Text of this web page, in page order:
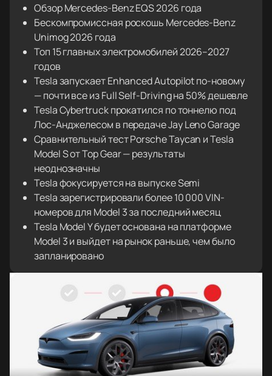
Обзор Mercedes-Benz EQS 2026 года
Бескомпромиссная роскошь Mercedes-Benz
Unimog 2026 года
Топ 15 главных электромобилей 2026–2027
годов
Tesla запускает Enhanced Autopilot по-новому
— почти все из Full Self-Driving на 50% дешевле
Tesla Cybertruck прокатился по тоннелю под
Лос-Анджелесом в передаче Jay Leno Garage
Сравнительный тест Porsche Taycan и Tesla
Model S от Top Gear — результаты
неоднозначны
Tesla фокусируется на выпуске Semi
Tesla зарегистрировали более 10 000 VIN-
номеров для Model 3 за последний месяц
Tesla Model Y будет основана на платформе
Model 3 и выйдет на рынок раньше, чем было
запланировано